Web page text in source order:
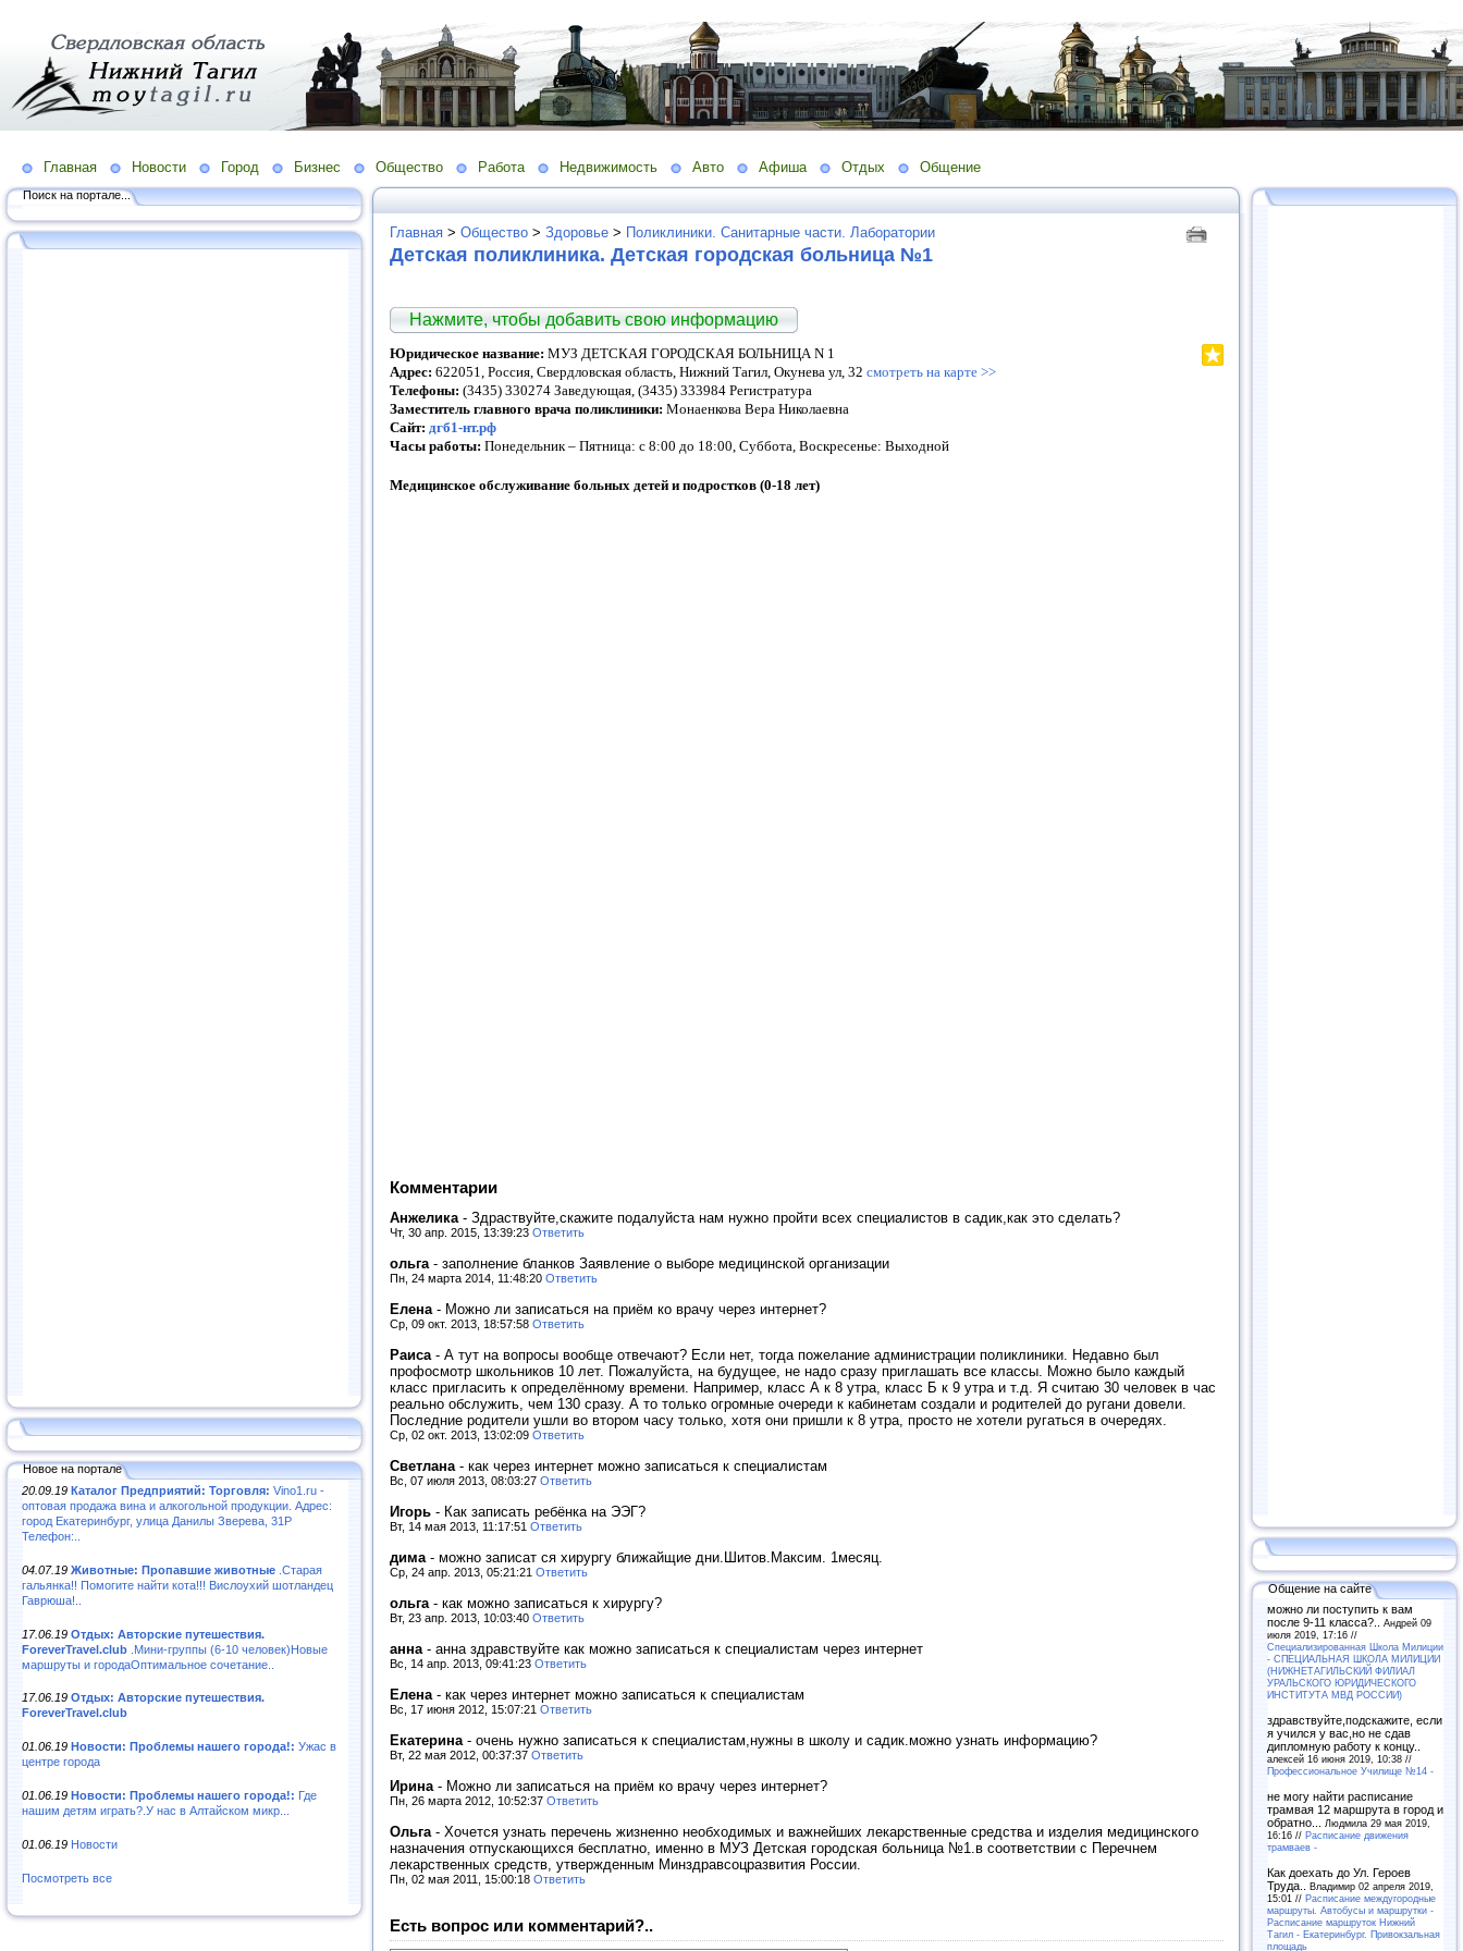
Главная Новости Город Бизнес Общество Работа Недвижимость Авто Афиша Отдых Общение
Поиск на портале...
Новое на портале
20.09.19 Каталог Предприятий: Торговля: Vino1.ru -
оптовая продажа вина и алкогольной продукции. Адрес:
город Екатеринбург, улица Данилы Зверева, 31Р
Телефон:..
04.07.19 Животные: Пропавшие животные .Старая
гальянка!! Помогите найти кота!!! Вислоухий шотландец
Гаврюша!..
17.06.19 Отдых: Авторские путешествия.
ForeverTravel.club .Мини-группы (6-10 человек)Новые
маршруты и городаОптимальное сочетание..
17.06.19 Отдых: Авторские путешествия.
ForeverTravel.club
01.06.19 Новости: Проблемы нашего города!: Ужас в
центре города
01.06.19 Новости: Проблемы нашего города!: Где
нашим детям играть?.У нас в Алтайском микр...
01.06.19 Новости
Посмотреть все
Главная > Общество > Здоровье > Поликлиники. Санитарные части. Лаборатории
Детская поликлиника. Детская городская больница №1
Нажмите, чтобы добавить свою информацию
Юридическое название: МУЗ ДЕТСКАЯ ГОРОДСКАЯ БОЛЬНИЦА N 1
Адрес: 622051, Россия, Свердловская область, Нижний Тагил, Окунева ул, 32 смотреть на карте >>
Телефоны: (3435) 330274 Заведующая, (3435) 333984 Регистратура
Заместитель главного врача поликлиники: Монаенкова Вера Николаевна
Сайт: дгб1-нт.рф
Часы работы: Понедельник – Пятница: с 8:00 до 18:00, Суббота, Воскресенье: Выходной
Медицинское обслуживание больных детей и подростков (0-18 лет)
Комментарии
Анжелика - Здраствуйте,скажите подалуйста нам нужно пройти всех специалистов в садик,как это сделать?
Чт, 30 апр. 2015, 13:39:23 Ответить
ольга - заполнение бланков Заявление о выборе медицинской организации
Пн, 24 марта 2014, 11:48:20 Ответить
Елена - Можно ли записаться на приём ко врачу через интернет?
Ср, 09 окт. 2013, 18:57:58 Ответить
Раиса - А тут на вопросы вообще отвечают? Если нет, тогда пожелание администрации поликлиники. Недавно был
профосмотр школьников 10 лет. Пожалуйста, на будущее, не надо сразу приглашать все классы. Можно было каждый
класс пригласить к определённому времени. Например, класс А к 8 утра, класс Б к 9 утра и т.д. Я считаю 30 человек в час
реально обслужить, чем 130 сразу. А то только огромные очереди к кабинетам создали и родителей до ругани довели.
Последние родители ушли во втором часу только, хотя они пришли к 8 утра, просто не хотели ругаться в очередях.
Ср, 02 окт. 2013, 13:02:09 Ответить
Светлана - как через интернет можно записаться к специалистам
Вс, 07 июля 2013, 08:03:27 Ответить
Игорь - Как записать ребёнка на ЭЭГ?
Вт, 14 мая 2013, 11:17:51 Ответить
дима - можно записат ся хирургу ближайщие дни.Шитов.Максим. 1месяц.
Ср, 24 апр. 2013, 05:21:21 Ответить
ольга - как можно записаться к хирургу?
Вт, 23 апр. 2013, 10:03:40 Ответить
анна - анна здравствуйте как можно записаться к специалистам через интернет
Вс, 14 апр. 2013, 09:41:23 Ответить
Елена - как через интернет можно записаться к специалистам
Вс, 17 июня 2012, 15:07:21 Ответить
Екатерина - очень нужно записаться к специалистам,нужны в школу и садик.можно узнать информацию?
Вт, 22 мая 2012, 00:37:37 Ответить
Ирина - Можно ли записаться на приём ко врачу через интернет?
Пн, 26 марта 2012, 10:52:37 Ответить
Ольга - Хочется узнать перечень жизненно необходимых и важнейших лекарственные средства и изделия медицинского
назначения отпускающихся бесплатно, именно в МУЗ Детская городская больница №1.в соответствии с Перечнем
лекарственных средств, утвержденным Минздравсоцразвития России.
Пн, 02 мая 2011, 15:00:18 Ответить
Есть вопрос или комментарий?..
Общение на сайте
можно ли поступить к вам
после 9-11 класса?.. Андрей 09
июля 2019, 17:16 //
Специализированная Школа Милиции
- СПЕЦИАЛЬНАЯ ШКОЛА МИЛИЦИИ
(НИЖНЕТАГИЛЬСКИЙ ФИЛИАЛ
УРАЛЬСКОГО ЮРИДИЧЕСКОГО
ИНСТИТУТА МВД РОССИИ)
здравствуйте,подскажите, если
я учился у вас,но не сдав
дипломную работу к концу..
алексей 16 июня 2019, 10:38 //
Профессиональное Училище №14 -
не могу найти расписание
трамвая 12 маршрута в город и
обратно...
Людмила 29 мая 2019,
16:16 // Расписание движения
трамваев -
Как доехать до Ул. Героев
Труда.. Владимир 02 апреля 2019,
15:01 // Расписание междугородные
маршруты. Автобусы и маршрутки -
Расписание маршруток Нижний
Тагил - Екатеринбург. Привокзальная
площадь